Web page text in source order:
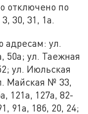
отключено по
30, 31, 1а.
адресам: ул.
50а; ул. Таежная
ул. Июльская
Майская № 33,
121а, 127а, 82-
91а, 18б, 20, 24;